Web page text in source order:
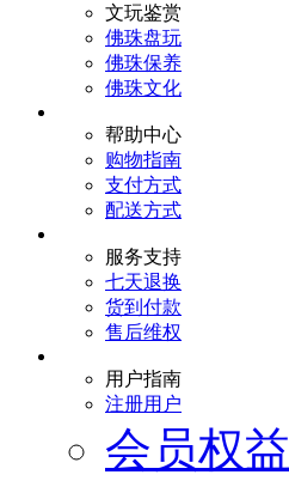
文玩鉴赏
佛珠盘玩
佛珠保养
佛珠文化
帮助中心
购物指南
支付方式
配送方式
服务支持
七天退换
货到付款
售后维权
用户指南
注册用户
会员权益